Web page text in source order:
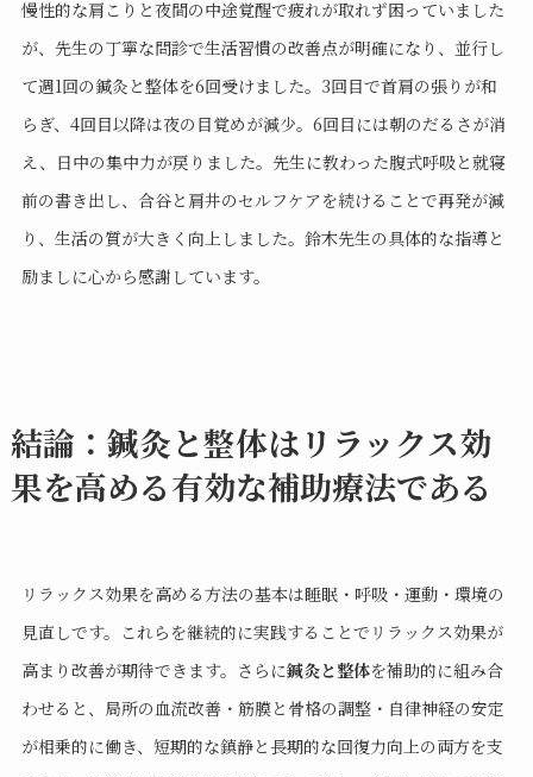
慢性的な肩こりと夜間の中途覚醒で疲れが取れず困っていました
が、先生の丁寧な問診で生活習慣の改善点が明確になり、並行し
て週1回の鍼灸と整体を6回受けました。3回目で首肩の張りが和
らぎ、4回目以降は夜の目覚めが減少。6回目には朝のだるさが消
え、日中の集中力が戻りました。先生に教わった腹式呼吸と就寝
前の書き出し、合谷と肩井のセルフケアを続けることで再発が減
り、生活の質が大きく向上しました。鈴木先生の具体的な指導と
励ましに心から感謝しています。
結論：鍼灸と整体はリラックス効
果を高める有効な補助療法である
リラックス効果を高める方法の基本は睡眠・呼吸・運動・環境の
見直しです。これらを継続的に実践することでリラックス効果が
高まり改善が期待できます。さらに鍼灸と整体を補助的に組み合
わせると、局所の血流改善・筋膜と骨格の調整・自律神経の安定
が相乗的に働き、短期的な鎮静と長期的な回復力向上の両方を支